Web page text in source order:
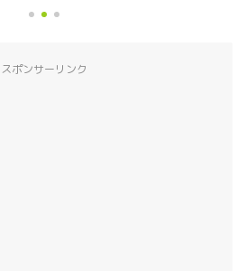
スポンサーリンク